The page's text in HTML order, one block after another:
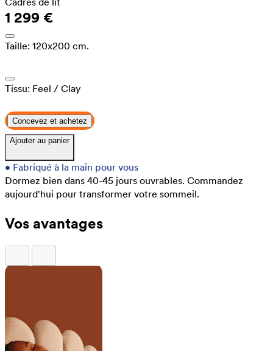
1 299 €
Taille: 120x200 cm.
Tissu: Feel / Clay
Concevez et achetez
Ajouter au panier
• Fabriqué à la main pour vous
Dormez bien dans 40-45 jours ouvrables. Commandez
aujourd'hui pour transformer votre sommeil.
Vos avantages